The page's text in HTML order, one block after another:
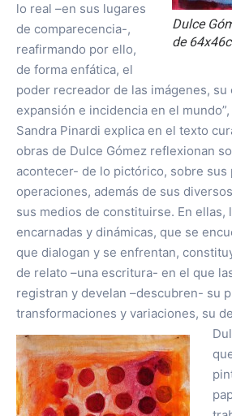
Dulce
de
lo real –en sus lugares
de comparecencia-,
reafirmando por ello,
de forma enfática, el
poder recreador de las imágenes, su
expansión e incidencia en el
Sandra Pinardi explica en el texto
obras de Dulce Gómez reflexionan
acontecer- de lo pictórico, sobre sus
operaciones, además de sus
sus medios de constituirse. En ellas,
encarnadas y dinámicas, que se
que dialogan y se enfrentan,
de relato –una escritura- en el que
registran y develan –descubren- su
transformaciones y variaciones, su